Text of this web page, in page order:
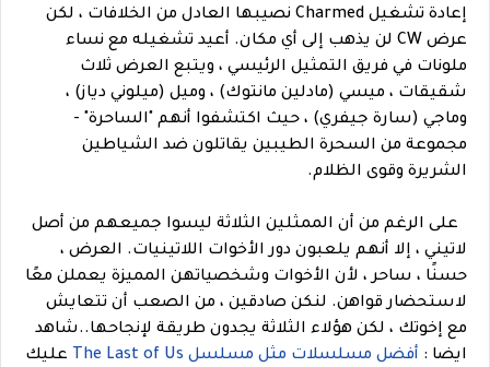
إعادة تشغيل Charmed نصيبها العادل من الخلافات ، لكن
عرض CW لن يذهب إلى أي مكان. أعيد تشغيله مع نساء
ملونات في فريق التمثيل الرئيسي ، ويتبع العرض ثلاث
شقيقات ، ميسي (مادلين مانتوك) ، وميل (ميلوني دياز) ،
وماجي (سارة جيفري) ، حيث اكتشفوا أنهم "الساحرة" -
مجموعة من السحرة الطيبين يقاتلون ضد الشياطين
الشريرة وقوى الظلام.
على الرغم من أن الممثلين الثلاثة ليسوا جميعهم من أصل
لاتيني ، إلا أنهم يلعبون دور الأخوات اللاتينيات. العرض ،
حسنًا ، ساحر ، لأن الأخوات وشخصياتهن المميزة يعملن معًا
لاستحضار قواهن. لنكن صادقين ، من الصعب أن تتعايش
مع إخوتك ، لكن هؤلاء الثلاثة يجدون طريقة لإنجاحها..شاهد
ايضا : أفضل مسلسلات مثل مسلسل The Last of Us
عليك